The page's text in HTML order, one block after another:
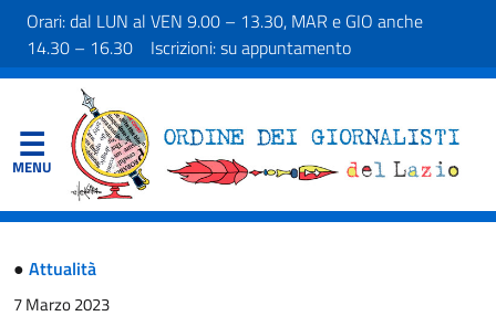
Orari: dal LUN al VEN 9.00 – 13.30, MAR e GIO anche
14.30 – 16.30 Iscrizioni: su appuntamento
● Attualità
7 Marzo 2023